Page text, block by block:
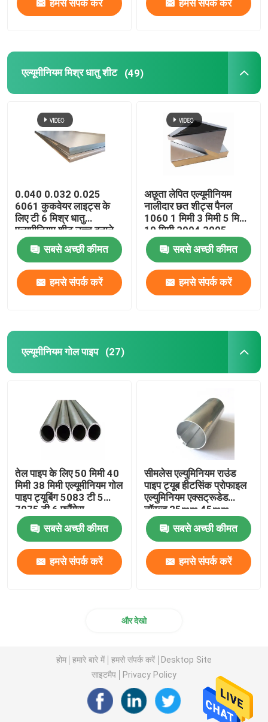
हमसे संपर्क करें हमसे संपर्क करें
एल्यूमीनियम मिश्र धातु शीट (49)
0.040 0.032 0.025
6061 कुकवेयर लाइट्स के
लिए टी 6 मिश्र धातु
एल्यूमीनियम शीट उच्च बनाने
की क्रिया मुद्रण रिक्त स्थान
सबसे अच्छी कीमत
हमसे संपर्क करें
अछूता लेपित एल्यूमीनियम
नालीदार छत शीट्स पैनल
1060 1 मिमी 3 मिमी 5 मिमी
10 मिमी 3004 3005
सबसे अच्छी कीमत
हमसे संपर्क करें
एल्यूमीनियम गोल पाइप (27)
तेल पाइप के लिए 50 मिमी 40
मिमी 38 मिमी एल्यूमीनियम गोल
पाइप ट्यूबिंग 5083 टी 5
7075 टी 6 फ्लैंगेस
सबसे अच्छी कीमत
हमसे संपर्क करें
सीमलेस एल्युमिनियम राउंड
पाइप ट्यूब हीटसिंक प्रोफाइल
एल्युमिनियम एक्सट्रूडेड
नॉरल्ड 25mm 45mm
70mm
सबसे अच्छी कीमत
हमसे संपर्क करें
और देखो
होम हमारे बारे में हमसे संपर्क करें
Desktop Site
साइटमैप
Privacy Policy